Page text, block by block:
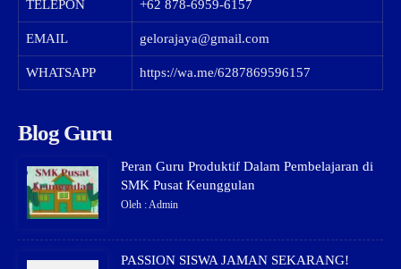
TELEPON +62 878-6959-6157
EMAIL gelorajaya@gmail.com
WHATSAPP https://wa.me/6287869596157
Blog Guru
Peran Guru Produktif Dalam Pembelajaran di
SMK Pusat Keunggulan
Oleh : Admin
PASSION SISWA JAMAN SEKARANG!